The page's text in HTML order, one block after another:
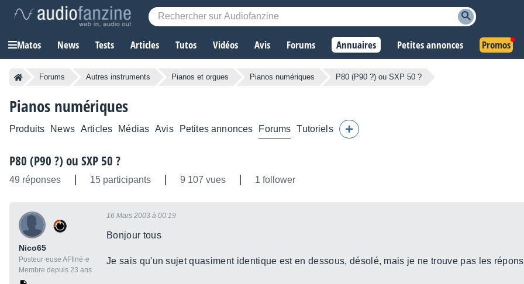
Matos News Tests Articles Tutos Vidéos Avis Forums Annuaires Petites annonces Promos
Forums Autres instruments Pianos et orgues Pianos numériques P80 (P90 ?) ou SXP 50 ?
Pianos numériques
Produits News Articles Médias Avis Petites annonces Forums Tutoriels
P80 (P90 ?) ou SXP 50 ?
49 réponses 15 participants 9 107 vues 1 follower
Nico65
Posteur·euse AFfiné·e
Membre depuis 23 ans
16 Mars 2003 à 00:19
Bonjour tous
Je sais qu'un sujet quasiment identique est en dessous, désolé, mais je ne trouve pas les